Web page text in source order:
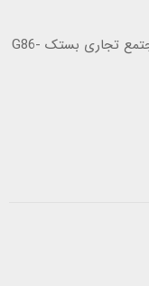
آدرس: استان هرمزگان شهرستان بستک مجتمع تجاری بستک G86-